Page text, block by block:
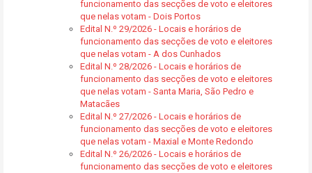
funcionamento das secções de voto e eleitores
que nelas votam - Dois Portos
Edital N.º 29/2026 - Locais e horários de
funcionamento das secções de voto e eleitores
que nelas votam - A dos Cunhados
Edital N.º 28/2026 - Locais e horários de
funcionamento das secções de voto e eleitores
que nelas votam - Santa Maria, São Pedro e
Matacães
Edital N.º 27/2026 - Locais e horários de
funcionamento das secções de voto e eleitores
que nelas votam - Maxial e Monte Redondo
Edital N.º 26/2026 - Locais e horários de
funcionamento das secções de voto e eleitores